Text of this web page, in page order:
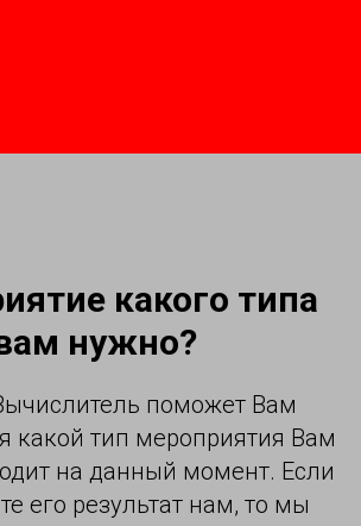
какого типа
нужно?
поможет Вам
какой тип мероприятия Вам
на данный момент. Если
его результат нам, то мы